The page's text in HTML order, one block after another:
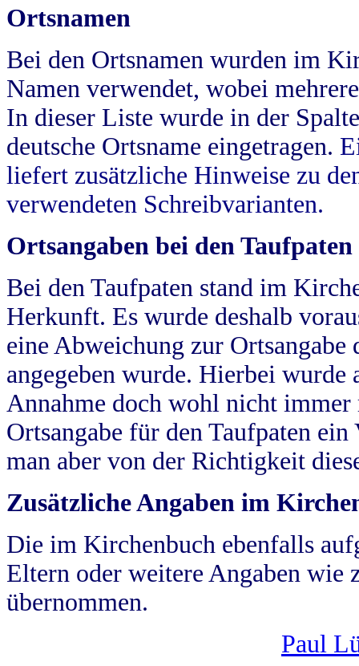
Ortsnamen
Bei den Ortsnamen wurden im
Namen verwendet, wobei
In dieser Liste wurde in der
deutsche Ortsname eingetragen.
liefert zusätzliche Hinweise zu
verwendeten Schreibvarianten.
Ortsangaben bei den Taufpaten
Bei den Taufpaten stand im
Herkunft. Es wurde deshalb
eine Abweichung zur
angegeben wurde. Hierbei wurde
Annahme doch wohl nicht
Ortsangabe für den Taufpaten
man aber von der Richtigkeit
Zusätzliche Angaben im
Die im Kirchenbuch ebenfalls
Eltern oder weitere Angaben wie
übernommen.
Paul